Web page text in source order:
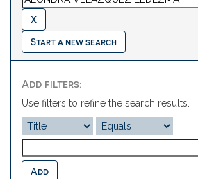
Start a new search
Add filters:
Use filters to refine the search results.